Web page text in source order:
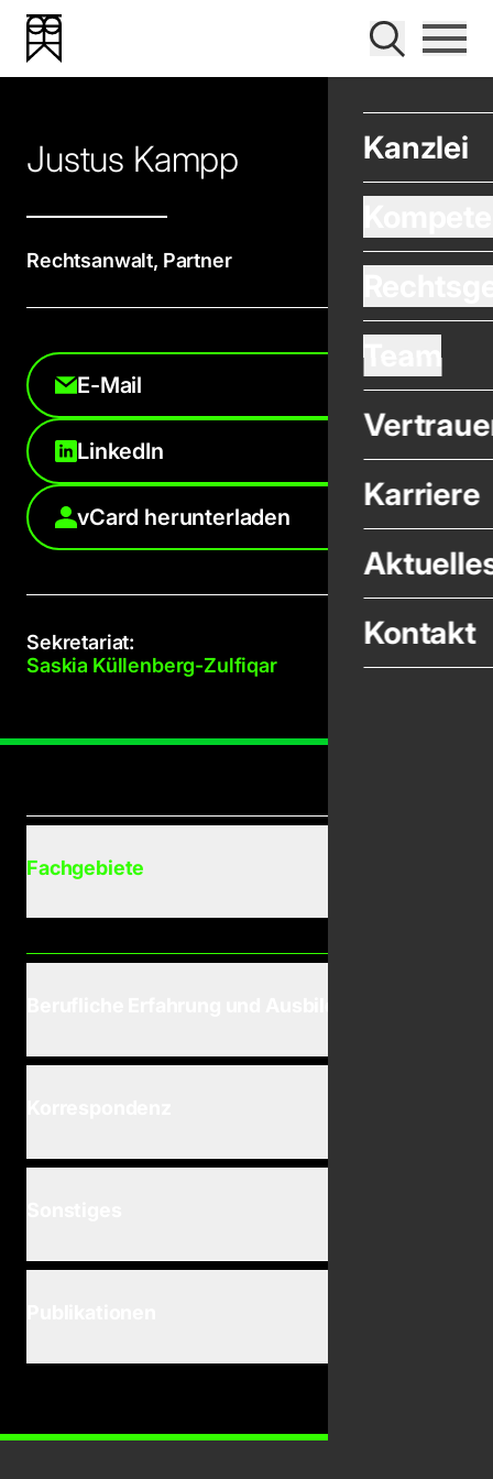
| Bender Harrer Krevet Rechtsanwälte –
Bender Harrer Krevet
Kanzlei
Team
Karriere
Kontakt
Justus Kampp
Rechtsanwalt, Partner
E-Mail
LinkedIn
vCard herunterladen
Sekretariat:
Saskia Küllenberg-Zulfiqar
Fachgebiete